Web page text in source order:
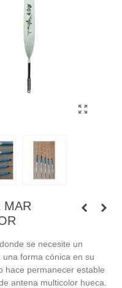
MAR
se necesite un
forma cónica en su
hace permanecer estable
antena multicolor hueca.